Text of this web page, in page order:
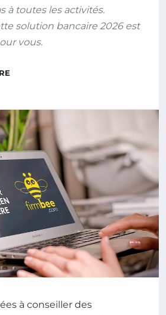
à toutes les activités.
solution bancaire 2026 est
vous.
à conseiller des